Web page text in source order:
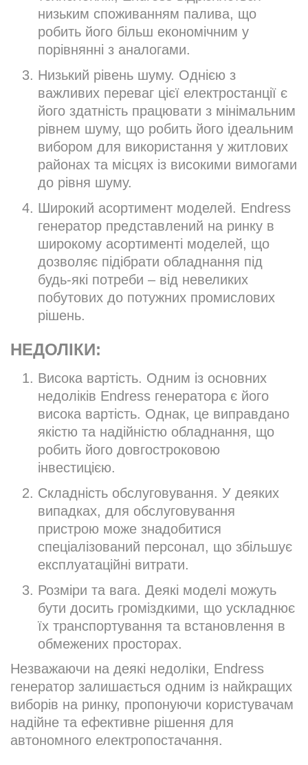
низьким споживанням палива, що
робить його більш економічним у
порівнянні з аналогами.
Низький рівень шуму. Однією з
важливих переваг цієї електростанції є
його здатність працювати з мінімальним
рівнем шуму, що робить його ідеальним
вибором для використання у житлових
районах та місцях із високими вимогами
до рівня шуму.
Широкий асортимент моделей. Endress
генератор представлений на ринку в
широкому асортименті моделей, що
дозволяє підібрати обладнання під
будь-які потреби – від невеликих
побутових до потужних промислових
рішень.
НЕДОЛІКИ:
Висока вартість. Одним із основних
недоліків Endress генератора є його
висока вартість. Однак, це виправдано
якістю та надійністю обладнання, що
робить його довгостроковою
інвестицією.
Складність обслуговування. У деяких
випадках, для обслуговування
пристрою може знадобитися
спеціалізований персонал, що збільшує
експлуатаційні витрати.
Розміри та вага. Деякі моделі можуть
бути досить громіздкими, що ускладнює
їх транспортування та встановлення в
обмежених просторах.
Незважаючи на деякі недоліки, Endress
генератор залишається одним із найкращих
виборів на ринку, пропонуючи користувачам
надійне та ефективне рішення для
автономного електропостачання.